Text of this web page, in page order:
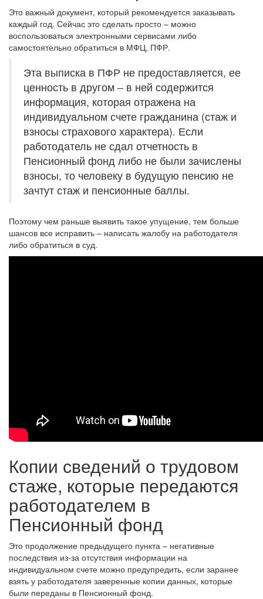
Это важный документ, который рекомендуется заказывать
каждый год. Сейчас это сделать просто – можно
воспользоваться электронными сервисами либо
самостоятельно обратиться в МФЦ, ПФР.
Эта выписка в ПФР не предоставляется, ее
ценность в другом – в ней содержится
информация, которая отражена на
индивидуальном счете гражданина (стаж и
взносы страхового характера). Если
работодатель не сдал отчетность в
Пенсионный фонд либо не были зачислены
взносы, то человеку в будущую пенсию не
зачтут стаж и пенсионные баллы.
Поэтому чем раньше выявить такое упущение, тем больше
шансов все исправить – написать жалобу на работодателя
либо обратиться в суд.
Копии сведений о трудовом
стаже, которые передаются
работодателем в
Пенсионный фонд
Это продолжение предыдущего пункта – негативные
последствия из-за отсутствия информации на
индивидуальном счете можно предупредить, если заранее
взять у работодателя заверенные копии данных, которые
были переданы в Пенсионный фонд.